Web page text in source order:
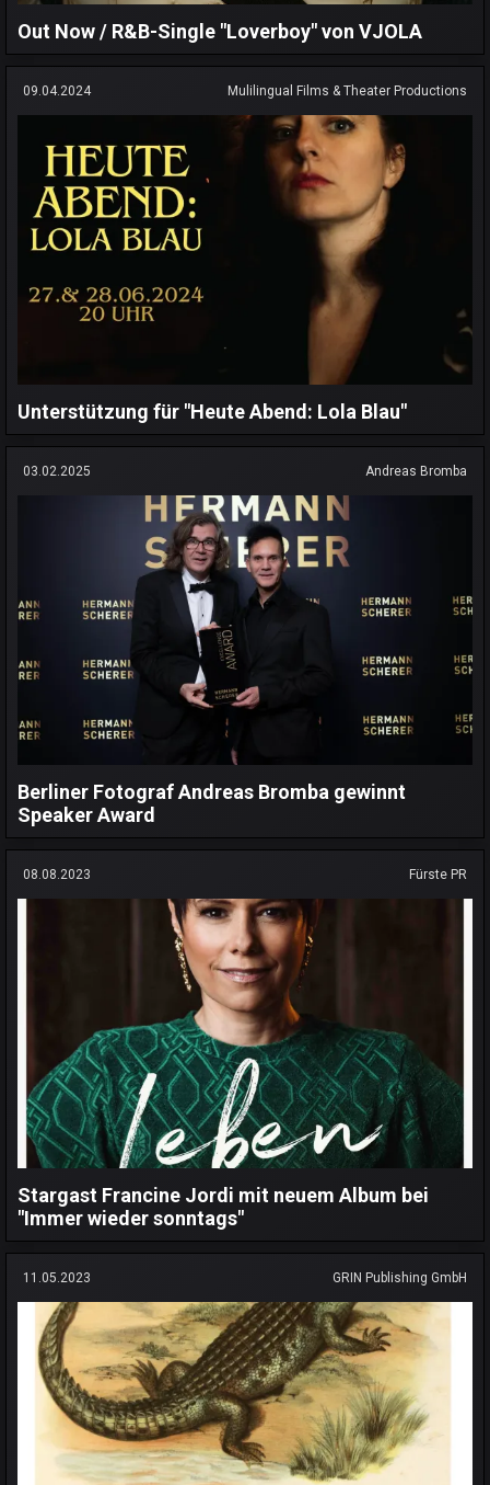
Out Now / R&B-Single "Loverboy" von VJOLA
09.04.2024 Mulilingual Films & Theater Productions
Unterstützung für "Heute Abend: Lola Blau"
03.02.2025 Andreas Bromba
Berliner Fotograf Andreas Bromba gewinnt
Speaker Award
08.08.2023 Fürste PR
Stargast Francine Jordi mit neuem Album bei
"Immer wieder sonntags"
11.05.2023 GRIN Publishing GmbH